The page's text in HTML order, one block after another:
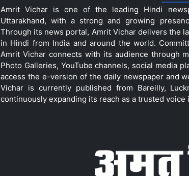
Amrit Vichar is one of the leading Hindi
Uttarakhand, with a strong and growing
Through its news portal, Amrit Vichar delivers the
in Hindi from India and around the world.
Amrit Vichar connects with its audience through
Photo Galleries, YouTube channels, social media
access the e-version of the daily newspaper and
Vichar is currently published from Bareilly,
continuously expanding its reach as a trusted